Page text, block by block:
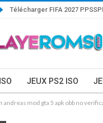
Télécharger FIFA 2027
JEUX PS2 ISO
andreas mod gta 5 apk obb no